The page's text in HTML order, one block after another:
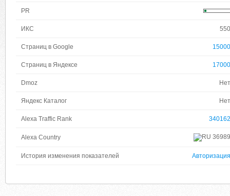
PR
ИКС 550
Страниц в Google 15000
Страниц в Яндексе 17000
Dmoz Нет
Яндекс Каталог Нет
Alexa Traffic Rank 340162
Alexa Country 36989
История изменения показателей Авторизация